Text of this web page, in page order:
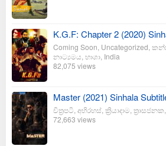
K.G.F: Chapter 2 (2020)
Coming Soon Uncategorized
නාට්‍යමය භාශා India
82,075 views
Master (2021) Sinhala
චිත්‍රපටි අභිරහස් ක්‍රියාදාම ත්‍රාසජනක
72,663 views